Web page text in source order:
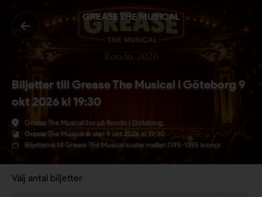
GREASE THE MUSICAL
Biljetter till Grease The Musical i Göteborg 9
okt 2026 kl 19:30
Grease The Musical live på Rondo i Göteborg
Grease The Musical är den 9 okt 2026 kl 19:30
Biljetterna till Grease The Musical kostar mellan 1195-1395 kronor
Välj antal biljetter